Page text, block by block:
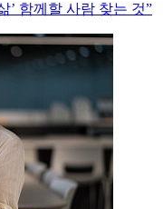
’ 함께할 사람 찾는 것”